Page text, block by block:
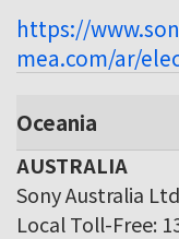
https://
mea.com/ar/
Oceania
AUSTRALIA
Sony Australia
Local Toll-Free: